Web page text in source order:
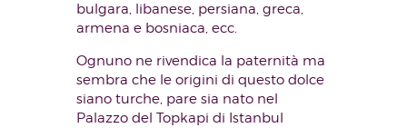
bulgara, libanese, persiana, greca,
armena e bosniaca, ecc.
Ognuno ne rivendica la paternità ma
sembra che le origini di questo dolce
siano turche, pare sia nato nel
Palazzo del Topkapi di Istanbul